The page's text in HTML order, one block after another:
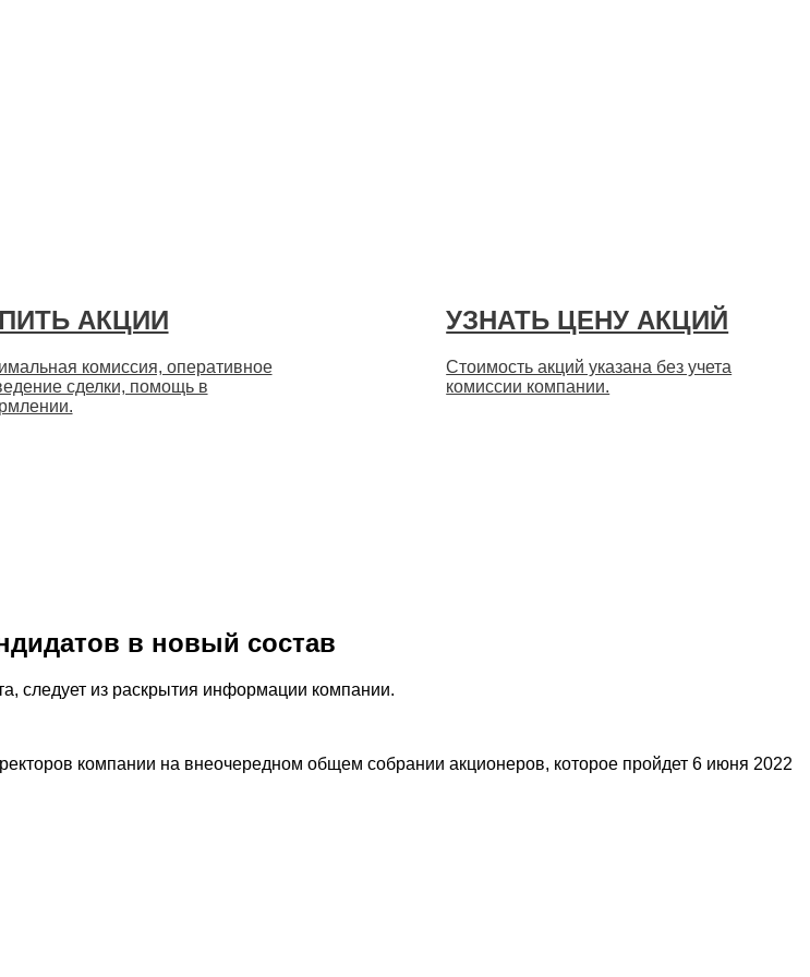
АКЦИИ
комиссия, оперативное
сделки, помощь в
УЗНАТЬ ЦЕНУ АКЦИЙ
Стоимость акций указана без учета
комиссии компании.
в новый состав
следует из раскрытия информации компании.
компании на внеочередном общем собрании акционеров, которое пройдет 6 июня 2022